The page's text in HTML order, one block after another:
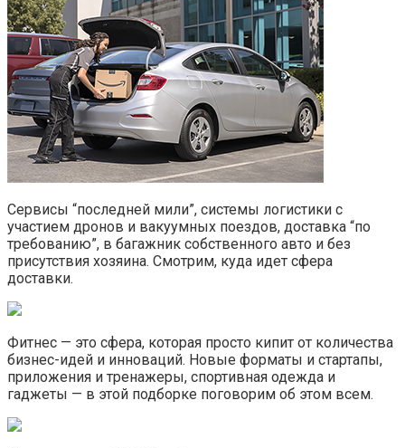
Сервисы “последней мили”, системы логистики с
участием дронов и вакуумных поездов, доставка “по
требованию”, в багажник собственного авто и без
присутствия хозяина. Смотрим, куда идет сфера
доставки.
Фитнес — это сфера, которая просто кипит от количества
бизнес-идей и инноваций. Новые форматы и стартапы,
приложения и тренажеры, спортивная одежда и
гаджеты — в этой подборке поговорим об этом всем.